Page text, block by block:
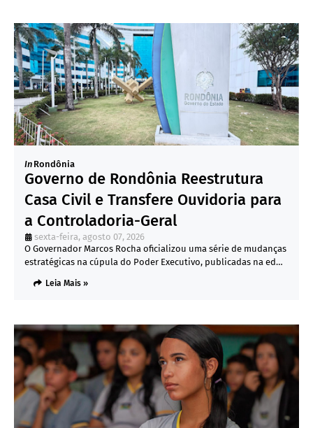
In Rondônia
Governo de Rondônia Reestrutura
Casa Civil e Transfere Ouvidoria para
a Controladoria-Geral
sexta-feira, agosto 07, 2026
O Governador Marcos Rocha oficializou uma série de mudanças
estratégicas na cúpula do Poder Executivo, publicadas na ed…
Leia Mais »